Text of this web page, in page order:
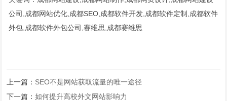
公司,成都网站优化,成都SEO,成都软件开发,成都软件定制,成都软件
外包,成都软件外包公司,赛维思,成都赛维思
上一篇： SEO不是网站获取流量的唯一途径
下一篇：如何提升高校外文网站影响力